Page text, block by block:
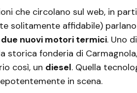
che circolano sul web, in
solitamente affidabile)
due nuovi motori termici. Uno
storica fonderia di
così, un diesel. Quella
in scena.